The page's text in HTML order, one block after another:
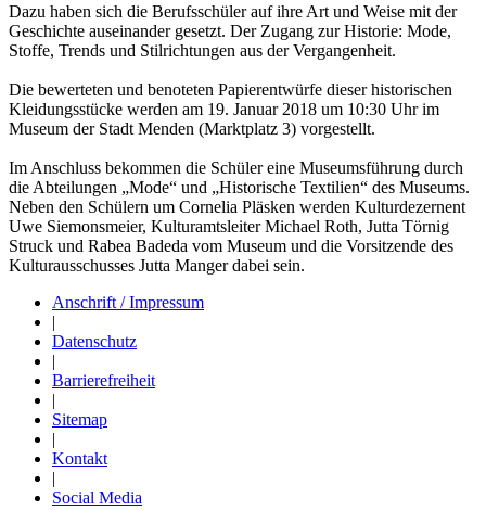
Dazu haben sich die Berufsschüler auf ihre Art und Weise mit der
Geschichte auseinander gesetzt. Der Zugang zur Historie: Mode,
Stoffe, Trends und Stilrichtungen aus der Vergangenheit.
Die bewerteten und benoteten Papierentwürfe dieser historischen
Kleidungsstücke werden am 19. Januar 2018 um 10:30 Uhr im
Museum der Stadt Menden (Marktplatz 3) vorgestellt.
Im Anschluss bekommen die Schüler eine Museumsführung durch
die Abteilungen „Mode“ und „Historische Textilien“ des Museums.
Neben den Schülern um Cornelia Pläsken werden Kulturdezernent
Uwe Siemonsmeier, Kulturamtsleiter Michael Roth, Jutta Törnig
Struck und Rabea Badeda vom Museum und die Vorsitzende des
Kulturausschusses Jutta Manger dabei sein.
Anschrift / Impressum
|
Datenschutz
|
Barrierefreiheit
|
Sitemap
|
Kontakt
|
Social Media